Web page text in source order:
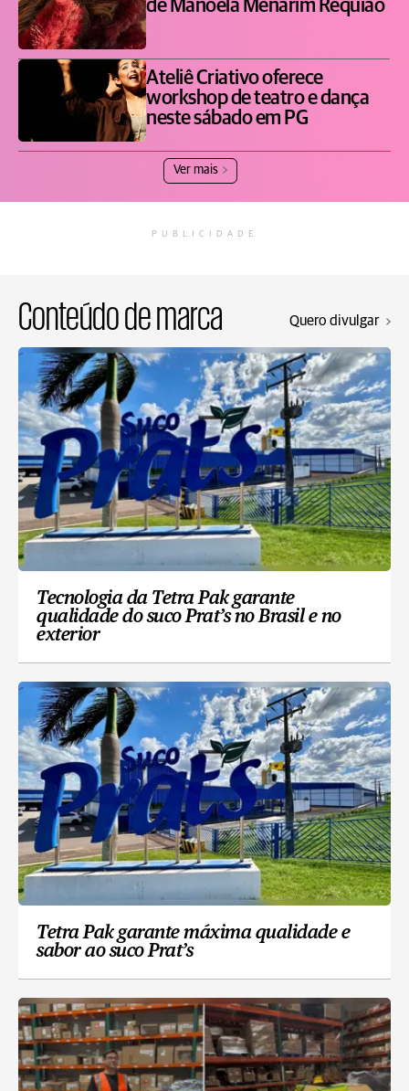
de Manoela Menarim Requião
Ateliê Criativo oferece
workshop de teatro e dança
neste sábado em PG
Ver mais
PUBLICIDADE
Conteúdo de marca Quero divulgar
Tecnologia da Tetra Pak garante
qualidade do suco Prat’s no Brasil e no
exterior
Tetra Pak garante máxima qualidade e
sabor ao suco Prat’s